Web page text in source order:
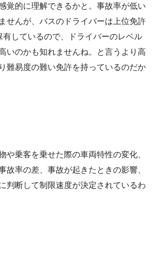
覚的に理解できるかと。事故率が低い
せんが、バスのドライバーは上位免許
有しているので、ドライバーのレベル
いのかも知れませんね。と言うより高
難易度の難い免許を持っているのだか
や乗客を乗せた際の車両特性の変化、
故率の差、事故が起きたときの影響、
判断して制限速度が決定されているわ